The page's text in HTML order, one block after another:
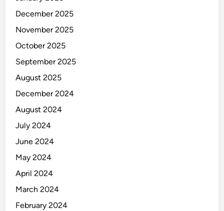
December 2025
November 2025
October 2025
September 2025
August 2025
December 2024
August 2024
July 2024
June 2024
May 2024
April 2024
March 2024
February 2024